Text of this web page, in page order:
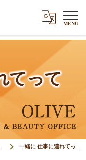
てって
一緒に 仕事に連れてって だって